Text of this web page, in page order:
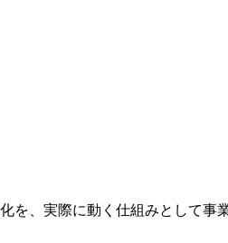
、実際に動く仕組みとして事